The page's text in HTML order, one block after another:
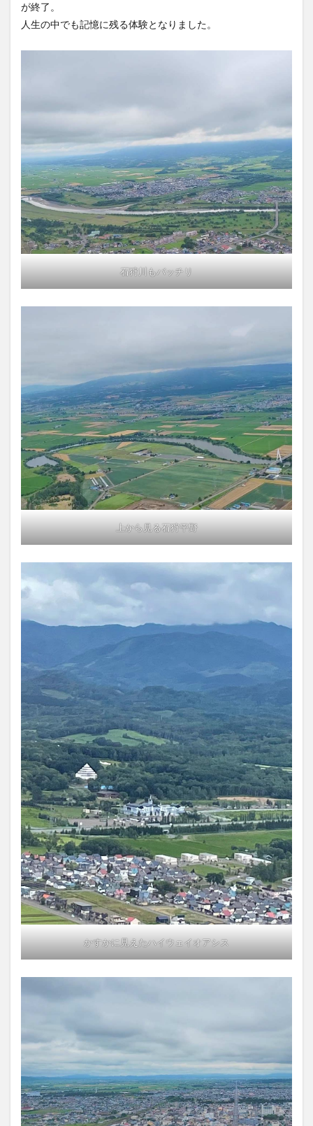
が終了。
人生の中でも記憶に残る体験となりました。
石狩川もバッチリ
上から見る石狩平野
かすかに見えたハイウェイオアシス